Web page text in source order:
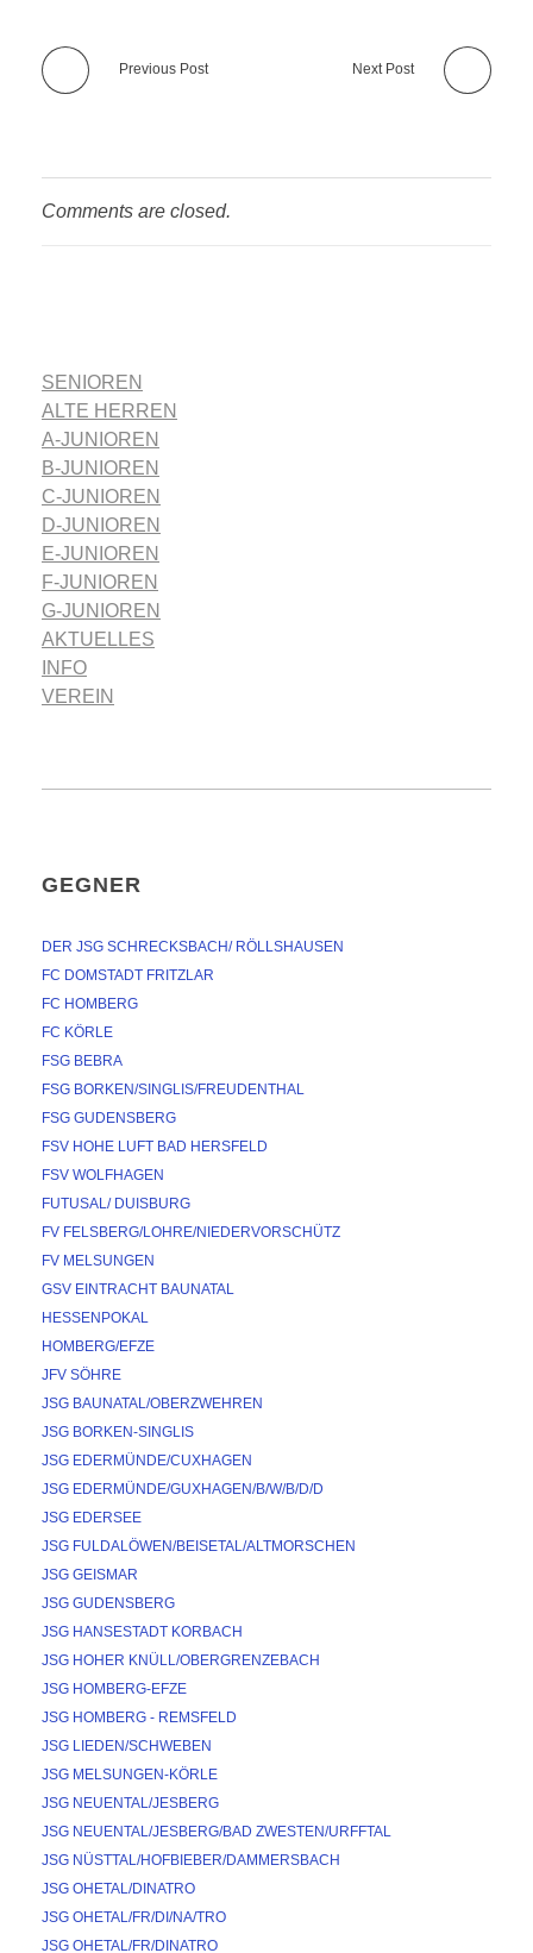
Previous Post Next Post
Comments are closed.
SENIOREN
ALTE HERREN
A-JUNIOREN
B-JUNIOREN
C-JUNIOREN
D-JUNIOREN
E-JUNIOREN
F-JUNIOREN
G-JUNIOREN
AKTUELLES
INFO
VEREIN
GEGNER
DER JSG SCHRECKSBACH/ RÖLLSHAUSEN
FC DOMSTADT FRITZLAR
FC HOMBERG
FC KÖRLE
FSG BEBRA
FSG BORKEN/SINGLIS/FREUDENTHAL
FSG GUDENSBERG
FSV HOHE LUFT BAD HERSFELD
FSV WOLFHAGEN
FUTUSAL/ DUISBURG
FV FELSBERG/LOHRE/NIEDERVORSCHÜTZ
FV MELSUNGEN
GSV EINTRACHT BAUNATAL
HESSENPOKAL
HOMBERG/EFZE
JFV SÖHRE
JSG BAUNATAL/OBERZWEHREN
JSG BORKEN-SINGLIS
JSG EDERMÜNDE/CUXHAGEN
JSG EDERMÜNDE/GUXHAGEN/B/W/B/D/D
JSG EDERSEE
JSG FULDALÖWEN/BEISETAL/ALTMORSCHEN
JSG GEISMAR
JSG GUDENSBERG
JSG HANSESTADT KORBACH
JSG HOHER KNÜLL/OBERGRENZEBACH
JSG HOMBERG-EFZE
JSG HOMBERG - REMSFELD
JSG LIEDEN/SCHWEBEN
JSG MELSUNGEN-KÖRLE
JSG NEUENTAL/JESBERG
JSG NEUENTAL/JESBERG/BAD ZWESTEN/URFFTAL
JSG NÜSTTAL/HOFBIEBER/DAMMERSBACH
JSG OHETAL/DINATRO
JSG OHETAL/FR/DI/NA/TRO
JSG OHETAL/FR/DINATRO